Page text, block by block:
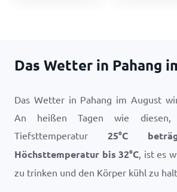
Das Wetter in Pahang
Das Wetter in Pahang im August
An heißen Tagen wie
Tiefsttemperatur 25°C
Höchsttemperatur bis32°C, ist es
zu trinken und den Körper kühl zu